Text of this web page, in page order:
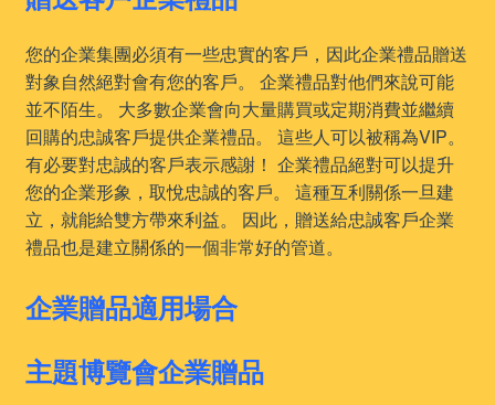
您的企業集團必須有一些忠實的客戶，因此企業禮品贈送
對象自然絕對會有您的客戶。 企業禮品對他們來說可能
並不陌生。 大多數企業會向大量購買或定期消費並繼續
回購的忠誠客戶提供企業禮品。 這些人可以被稱為VIP。
有必要對忠誠的客戶表示感謝！ 企業禮品絕對可以提升
您的企業形象，取悅忠誠的客戶。 這種互利關係一旦建
立，就能給雙方帶來利益。 因此，贈送給忠誠客戶企業
禮品也是建立關係的一個非常好的管道。
企業贈品適用場合
主題博覽會企業贈品